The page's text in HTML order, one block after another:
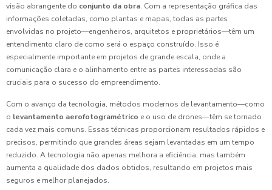
visão abrangente do conjunto da obra. Com a representação gráfica das
informações coletadas, como plantas e mapas, todas as partes
envolvidas no projeto—engenheiros, arquitetos e proprietários—têm um
entendimento claro de como será o espaço construído. Isso é
especialmente importante em projetos de grande escala, onde a
comunicação clara e o alinhamento entre as partes interessadas são
cruciais para o sucesso do empreendimento.
Com o avanço da tecnologia, métodos modernos de levantamento—como
o levantamento aerofotogramétrico e o uso de drones—têm se tornado
cada vez mais comuns. Essas técnicas proporcionam resultados rápidos e
precisos, permitindo que grandes áreas sejam levantadas em um tempo
reduzido. A tecnologia não apenas melhora a eficiência, mas também
aumenta a qualidade dos dados obtidos, resultando em projetos mais
seguros e melhor planejados.